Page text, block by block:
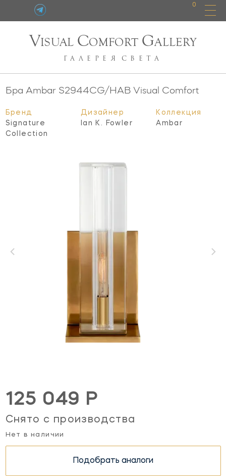
0
VISUAL COMFORT GALLERY
ГАЛЕРЕЯ СВЕТА
Бра Ambar S2944CG/HABVisual Comfort
Бренд
Signature
Collection
Дизайнер
Ian K. Fowler
Коллекция
Ambar
125 049 Р
Снято с производства
Нет в наличии
Подобрать аналоги